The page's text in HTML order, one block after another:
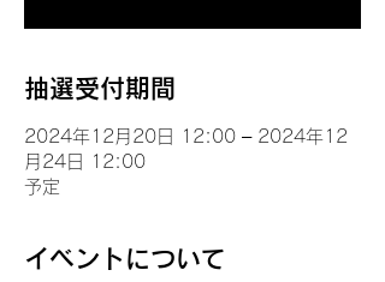
抽選受付期間
2024年12月20日 12:00 – 2024年12
月24日 12:00
予定
イベントについて